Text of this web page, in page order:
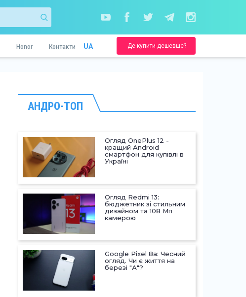
Honor Контакти UA Де купити дешевше?
АНДРО-ТОП
Огляд OnePlus 12 -
кращий Android
смартфон для купівлі в
Україні
Огляд Redmi 13:
бюджетник зі стильним
дизайном та 108 Мп
камерою
Google Pixel 8a: Чесний
огляд. Чи є життя на
березі "А"?